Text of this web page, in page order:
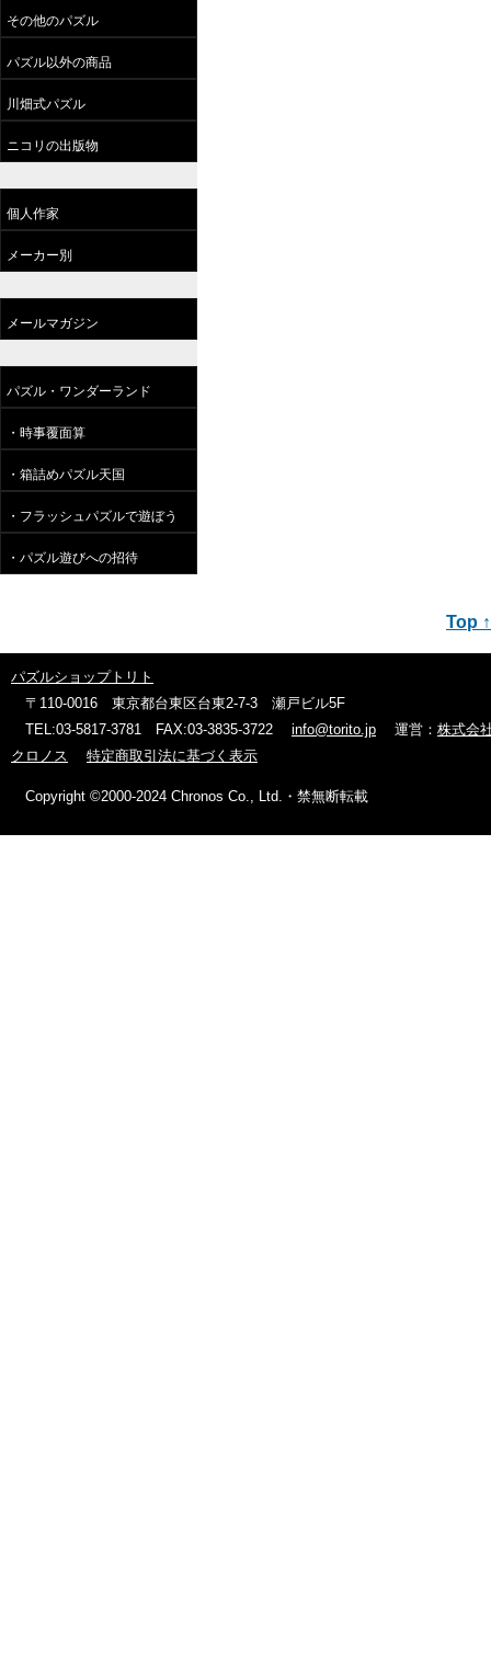
その他のパズル
パズル以外の商品
川畑式パズル
ニコリの出版物
個人作家
メーカー別
メールマガジン
パズル・ワンダーランド
・時事覆面算
・箱詰めパズル天国
・フラッシュパズルで遊ぼう
・パズル遊びへの招待
Top ↑
パズルショップトリト
〒110-0016 東京都台東区台東2-7-3 瀬戸ビル5F
TEL:03-5817-3781 FAX:03-3835-3722 info@torito.jp 運営： 株式会
クロノス
特定商取引法に基づく表示
Copyright ©2000-2024 Chronos Co., Ltd.・禁無断転載